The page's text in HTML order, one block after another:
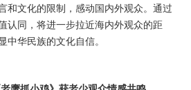
和文化的限制，感动国内外观众。通过
认同，将进一步拉近海内外观众的距
华民族的文化自信。